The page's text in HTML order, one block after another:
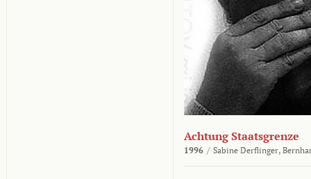
Achtung Staatsgrenze
1996 / Sabine Derflinger,